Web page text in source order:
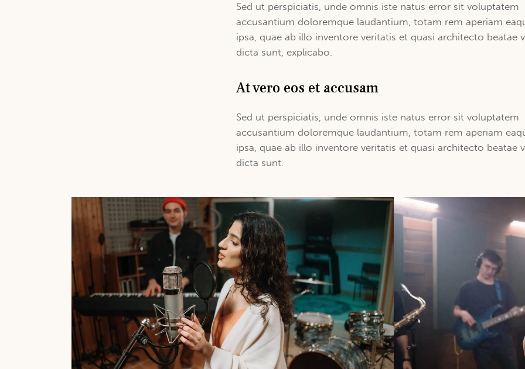
increase
or
Sed ut perspiciatis, unde omnis iste natus error sit voluptatem
accusantium doloremque laudantium, totam rem aperiam
ipsa, quae ab illo inventore veritatis et quasi architecto beatae
dicta sunt, explicabo.
At vero eos et accusam
Sed ut perspiciatis, unde omnis iste natus error sit voluptatem
accusantium doloremque laudantium, totam rem aperiam
ipsa, quae ab illo inventore veritatis et quasi architecto beatae
dicta sunt.